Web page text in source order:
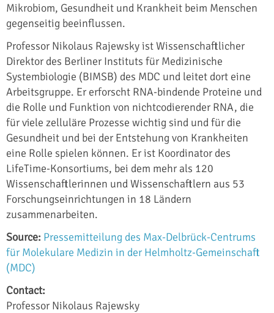
Mikrobiom, Gesundheit und Krankheit beim Menschen
gegenseitig beeinflussen.
Professor Nikolaus Rajewsky ist Wissenschaftlicher
Direktor des Berliner Instituts für Medizinische
Systembiologie (BIMSB) des MDC und leitet dort eine
Arbeitsgruppe. Er erforscht RNA-bindende Proteine und
die Rolle und Funktion von nichtcodierender RNA, die
für viele zelluläre Prozesse wichtig sind und für die
Gesundheit und bei der Entstehung von Krankheiten
eine Rolle spielen können. Er ist Koordinator des
LifeTime-Konsortiums, bei dem mehr als 120
Wissenschaftlerinnen und Wissenschaftlern aus 53
Forschungseinrichtungen in 18 Ländern
zusammenarbeiten.
Source: Pressemitteilung des Max-Delbrück-Centrums
für Molekulare Medizin in der Helmholtz-Gemeinschaft
(MDC)
Contact:
Professor Nikolaus Rajewsky